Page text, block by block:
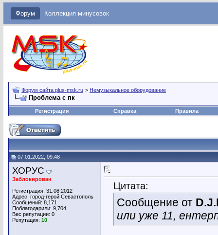
Форум Коллекция минусовок
Форум сайта plus-msk.ru > Немузыкальное оборудование
Проблема с пк
Регистрация Справка Правила
07.01.2022, 09:48
ХОРУС
Заблокирован
Регистрация: 31.08.2012
Адрес: город-герой Севастополь
Сообщений: 8,171
Поблагодарили: 9,704
Вес репутации: 0
Репутация: 10
Цитата:
Сообщение от
или уже 11,